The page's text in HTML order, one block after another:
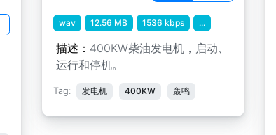
wav 12.56 MB 1536 kbps ...
描述： 400KW柴油发电机，启动、
运行和停机。
Tag: 发电机 400KW 轰鸣